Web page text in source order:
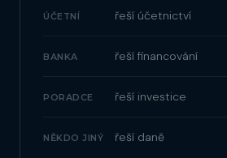
ÚČETNÍ řeší účetnictví
BANKA řeší financování
PORADCE řeší investice
NĚKDO JINÝ řeší daně